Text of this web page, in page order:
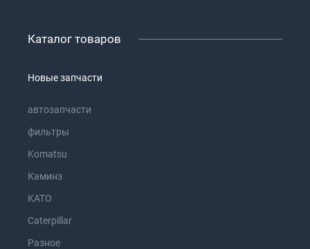
Каталог товаров
Новые запчасти
автозапчасти
фильтры
Komatsu
Каминз
KATO
Caterpillar
Разное